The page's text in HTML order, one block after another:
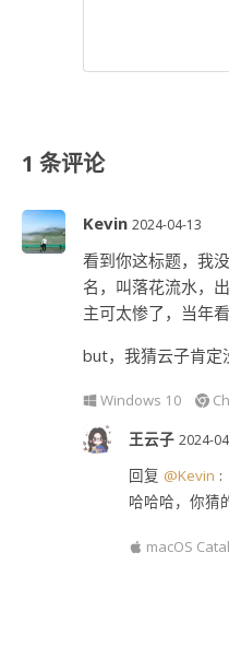
1 条评论
Kevin 2024-04-13
看到你这标题，我
名，叫落花流水，
主可太惨了，当年
but，我猜云子肯定
Windows 10
王云子 2024-
回复 @Kevin :
哈哈哈，你猜
macOS